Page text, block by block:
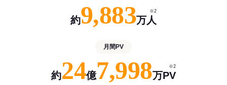
約9,883万人
※2
月間PV
約24億7,998万PV
※2